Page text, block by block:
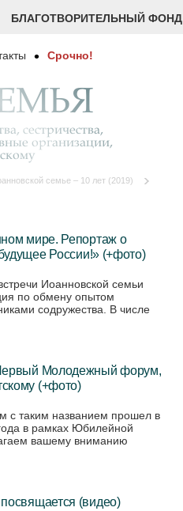
БЛАГОТВОРИТЕЛЬНЫЙ ФОНД
Срочно!
сестричества,
организации,
семье – 10 лет (2019)
мире. Репортаж о
России!» (+фото)
Иоанновской семьи
по обмену опытом
содружества. В числе
Молодежный форум,
(+фото)
таким названием прошел в
в рамках Юбилейной
вашему вниманию
(видео)